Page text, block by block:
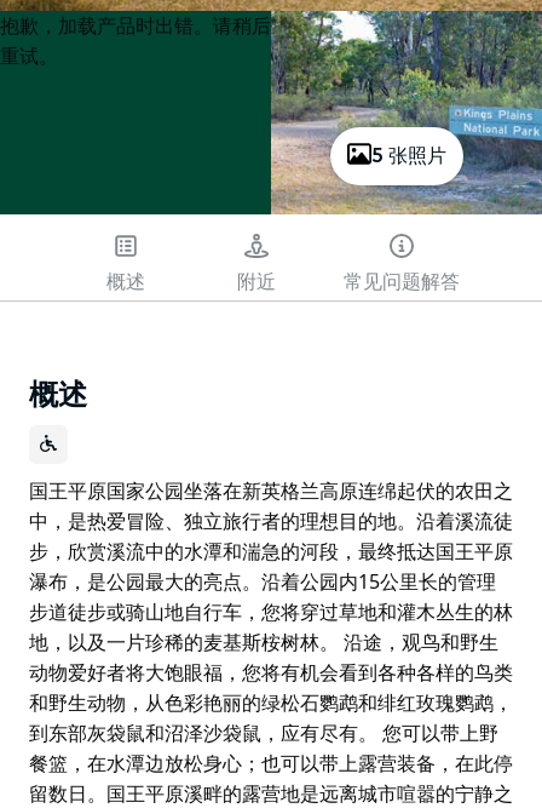
5 张照片
Product
List
Product
List
抱歉，加载产品时出错。请稍后
重试。
概述 附近 常见问题解答
概述
国王平原国家公园坐落在新英格兰高原连绵起伏的农田之
中，是热爱冒险、独立旅行者的理想目的地。沿着溪流徒
步，欣赏溪流中的水潭和湍急的河段，最终抵达国王平原
瀑布，是公园最大的亮点。沿着公园内15公里长的管理
步道徒步或骑山地自行车，您将穿过草地和灌木丛生的林
地，以及一片珍稀的麦基斯桉树林。 沿途，观鸟和野生
动物爱好者将大饱眼福，您将有机会看到各种各样的鸟类
和野生动物，从色彩艳丽的绿松石鹦鹉和绯红玫瑰鹦鹉，
到东部灰袋鼠和沼泽沙袋鼠，应有尽有。 您可以带上野
餐篮，在水潭边放松身心；也可以带上露营装备，在此停
留数日。国王平原溪畔的露营地是远离城市喧嚣的宁静之